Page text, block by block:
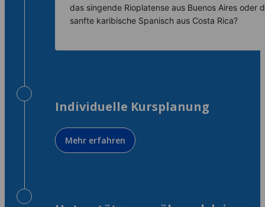
das singende Rioplatense aus Buenos Aires oder
sanfte karibische Spanisch aus Costa Rica?
Individuelle Kursplanung
Mehr erfahren